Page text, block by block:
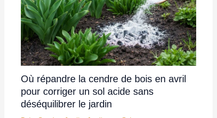
Où répandre la cendre de bois en avril
pour corriger un sol acide sans
déséquilibrer le jardin